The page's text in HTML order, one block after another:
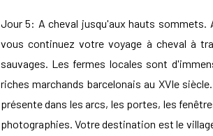
Jour 5: A cheval jusqu'aux hauts
vous continuez votre voyage à cheval à
sauvages. Les fermes locales sont
riches marchands barcelonais au XVIe
présente dans les arcs, les portes, les
photographies. Votre destination est le